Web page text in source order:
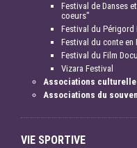
Festival de Danses
coeurs"
Festival du Périgord
Festival du conte en
Festival du Film
Vizara Festival
Associations
Associations du
VIE SPORTIVE